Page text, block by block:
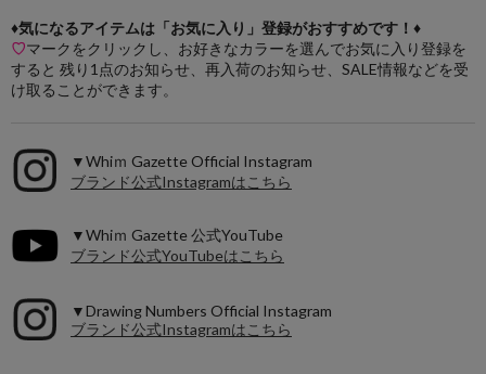
♦気になるアイテムは「お気に入り」登録がおすすめです！♦
♡マークをクリックし、お好きなカラーを選んでお気に入り登録を
すると 残り1点のお知らせ、再入荷のお知らせ、SALE情報などを受
け取ることができます。
▼Whiｍ Gazette Official Instagram
ブランド公式Instagramはこちら
▼Whiｍ Gazette 公式YouTube
ブランド公式YouTubeはこちら
▼Drawing Numbers Official Instagram
ブランド公式Instagramはこちら